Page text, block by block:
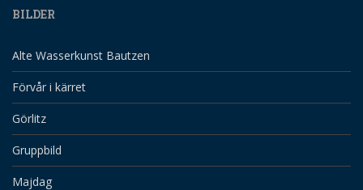
BILDER
Alte Wasserkunst Bautzen
Förvår i kärret
Görlitz
Gruppbild
Majdag